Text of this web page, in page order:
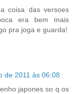
coisa das versoes
era bem mais
pra joga e guarda!
de 2011 às 06:08
japones so q os